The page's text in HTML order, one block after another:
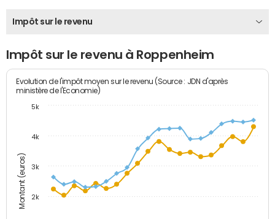
Impôt sur le revenu
Impôt sur le revenu à Roppenheim
Montant (euros)
Evolution de l'impôt moyen sur le revenu (Source : JDN d'après
ministère de l'Economie)
2k
3k
4k
5k